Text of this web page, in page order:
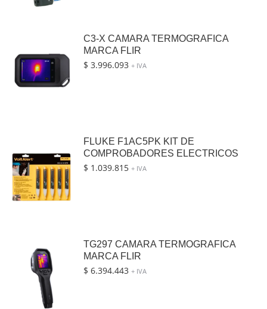
C3-X CAMARA TERMOGRAFICA
MARCA FLIR
$ 3.996.093 + IVA
FLUKE F1AC5PK KIT DE
COMPROBADORES ELECTRICOS
$ 1.039.815 + IVA
TG297 CAMARA TERMOGRAFICA
MARCA FLIR
$ 6.394.443 + IVA